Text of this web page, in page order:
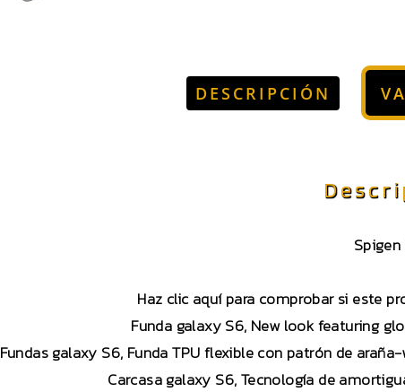
DESCRIPCIÓN
Spigen
Haz clic aquí para comprobar si este
Funda galaxy S6, New look featuring
Fundas galaxy S6, Funda TPU flexible con patrón de
Carcasa galaxy S6, Tecnología de